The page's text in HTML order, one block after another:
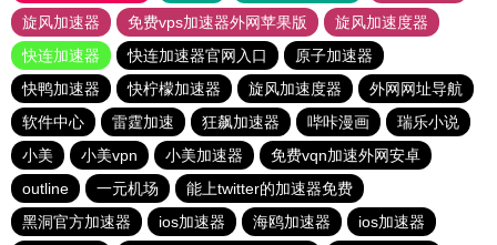
旋风加速器
免费vps加速器外网苹果版
旋风加速度器
快连加速器
快连加速器官网入口
原子加速器
快鸭加速器
快柠檬加速器 旋风加速度器
外网网址导航
软件中心
雷霆加速 狂飙加速器 哔咔漫画
瑞乐小说
小美
小美vpn 小美加速器
免费vqn加速外网安卓
outline
一元机场
能上twitter的加速器免费
黑洞官方加速器
ios加速器 海鸥加速器
ios加速器